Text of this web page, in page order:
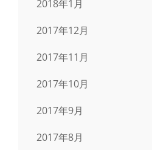
2018年1月
2017年12月
2017年11月
2017年10月
2017年9月
2017年8月